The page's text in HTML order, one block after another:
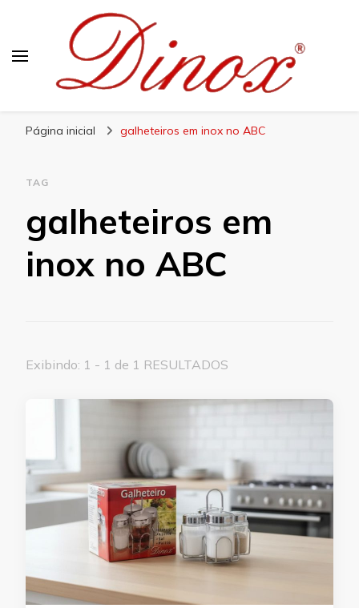
Página inicial galheteiros em inox no ABC
TAG
galheteiros em
inox no ABC
Exibindo: 1 - 1 de 1 RESULTADOS